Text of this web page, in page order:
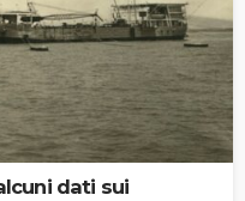
dati sui